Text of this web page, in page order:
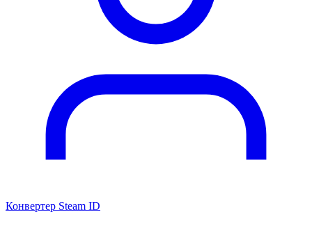
Конвертер Steam ID